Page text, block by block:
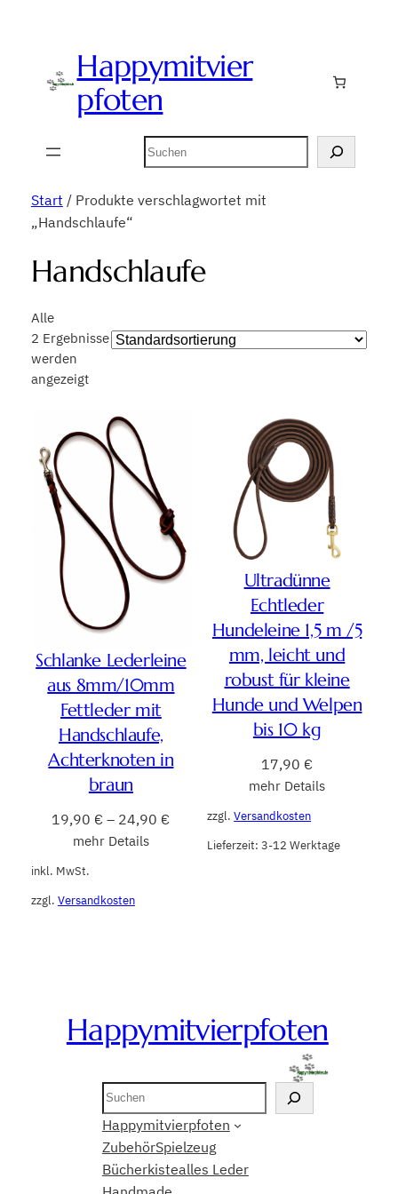
Happymitvier
pfoten
Suchen
Start / Produkte verschlagwortet mit
„Handschlaufe“
Handschlaufe
Alle
2 Ergebnisse
werden
angezeigt
Schlanke Lederleine
aus 8mm/10mm
Fettleder mit
Handschlaufe,
Achterknoten in
braun
19,90 € – 24,90 €
mehr Details
inkl. MwSt.
zzgl. Versandkosten
Ultradünne
Echtleder
Hundeleine 1,5 m /5
mm, leicht und
robust für kleine
Hunde und Welpen
bis 10 kg
17,90 €
mehr Details
zzgl.Versandkosten
Lieferzeit:3-12 Werktage
Happymitvierpfoten
Suchen
Happymitvierpfoten
ZubehörSpielzeug
Bücherkistealles Leder